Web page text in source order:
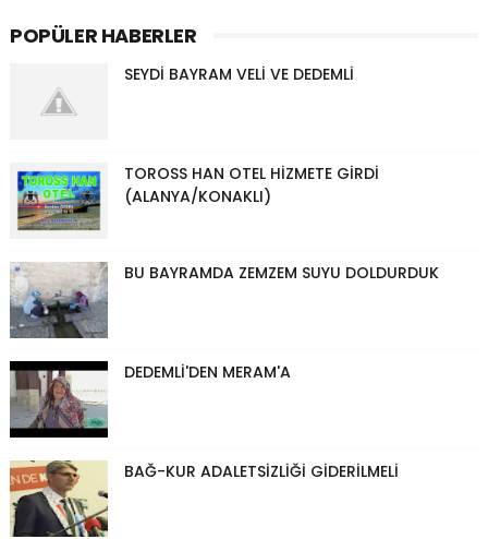
POPÜLER HABERLER
SEYDİ BAYRAM VELİ VE DEDEMLİ
TOROSS HAN OTEL HİZMETE GİRDİ
(ALANYA/KONAKLI)
BU BAYRAMDA ZEMZEM SUYU DOLDURDUK
DEDEMLİ'DEN MERAM'A
BAĞ-KUR ADALETSİZLİĞİ GİDERİLMELİ